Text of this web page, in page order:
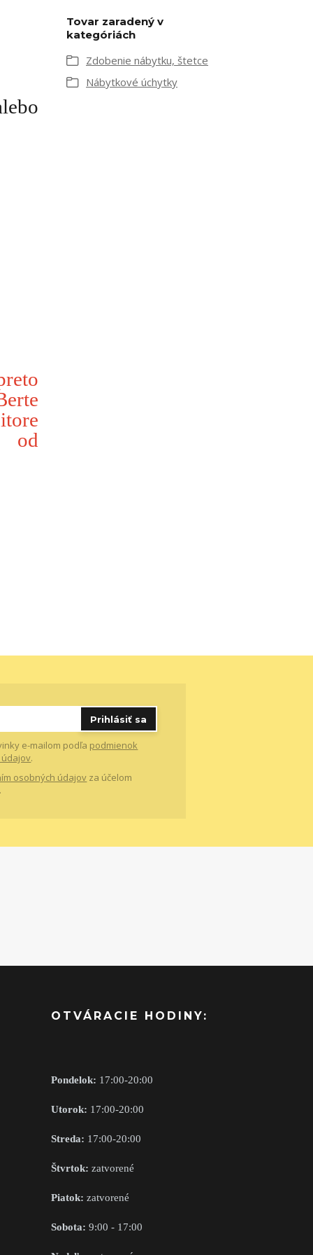
od
Tovar zaradený v
kategóriách
Zdobenie nábytku, štetce
Nábytkové úchytky
Prihlásiť sa
e-mailom podľa podmienok
.
osobných údajov za účelom
OTVÁRACIE HODINY:
Pondelok: 17:00-20:00
Utorok: 17:00-20:00
Streda: 17:00-20:00
Štvrtok: zatvorené
Piatok: zatvorené
Sobota: 9:00 - 17:00